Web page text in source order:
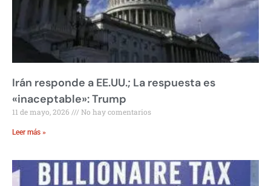
Irán responde a EE.UU.; La respuesta es
«inaceptable»: Trump
11 de mayo, 2026 No hay comentarios
Leer más »